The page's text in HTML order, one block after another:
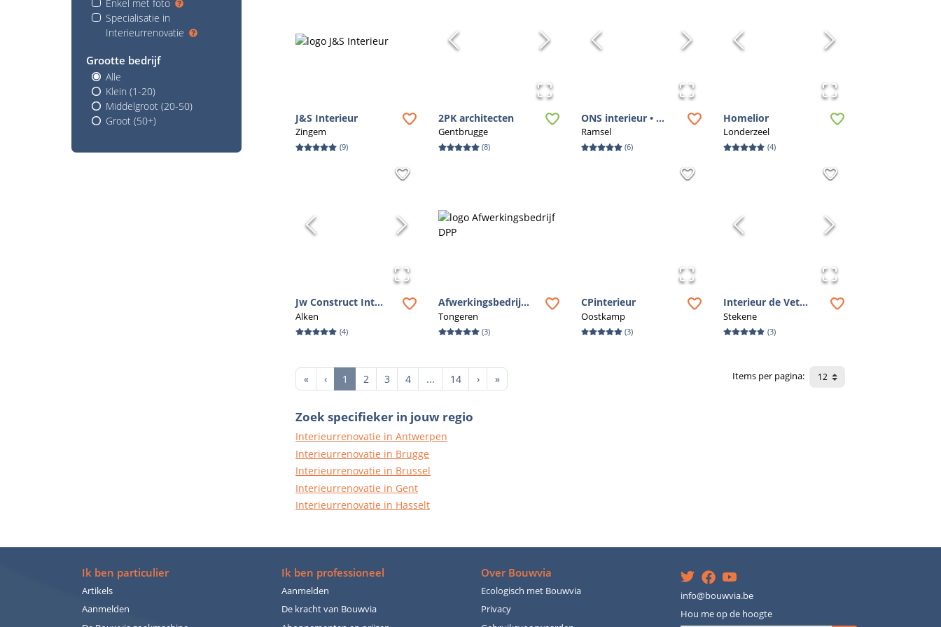
Enkel met foto
Specialisatie in
Interieurrenovatie
Grootte bedrijf
Alle
Klein (1-20)
Middelgroot (20-50)
Groot (50+)
J&S Interieur
Zingem
(9)
2PK architecten
Gentbrugge
(8)
ONS interieur • ...
Ramsel
(6)
Homelior
Londerzeel
(4)
Jw Construct Int...
Alken
(4)
Afwerkingsbedrij...
Tongeren
(3)
CPinterieur
Oostkamp
(3)
Interieur de Vet...
Stekene
(3)
«First
‹Previous
1 2 3 4 ... 14 ›Next
»Last Items per pagina:
Zoek specifieker in jouw regio
Interieurrenovatie in Antwerpen
Interieurrenovatie in Brugge
Interieurrenovatie in Brussel
Interieurrenovatie in Gent
Interieurrenovatie in Hasselt
Ik ben particulier
Artikels
Aanmelden
Ik ben professioneel
Aanmelden
De kracht van Bouwvia
Over Bouwvia
Ecologisch met Bouwvia
Privacy
info@bouwvia.be
Hou me op de hoogte